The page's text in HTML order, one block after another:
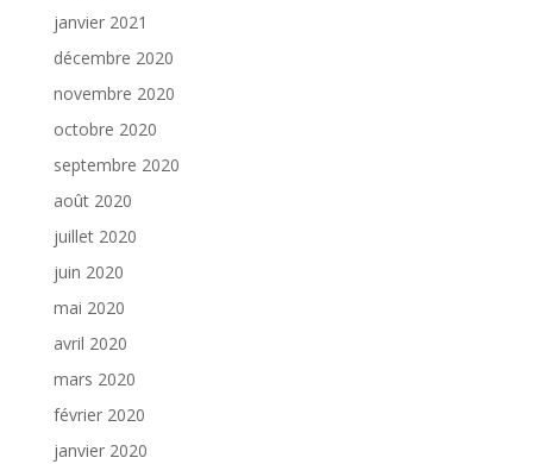
janvier 2021
décembre 2020
novembre 2020
octobre 2020
septembre 2020
août 2020
juillet 2020
juin 2020
mai 2020
avril 2020
mars 2020
février 2020
janvier 2020